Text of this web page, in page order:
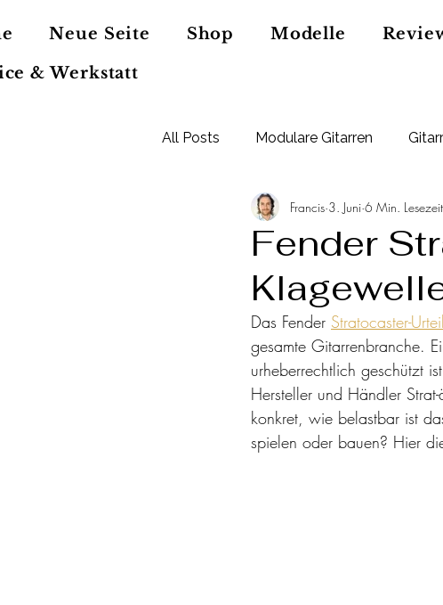
Neue Seite Shop Modelle
& Werkstatt
All Posts Modulare Gitarren
LightBeat Pedal Gitarren Deals
Fender
Francis 3. Juni 6 Min. Lesezeit
Das Fender Stratocaster-Urteil
gesamte Gitarrenbranche.
urheberrechtlich geschützt
Hersteller und Händler
konkret, wie belastbar ist
spielen oder bauen? Hier